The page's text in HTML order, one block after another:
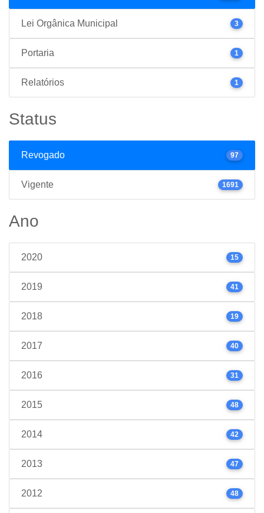
Lei Orgânica Municipal 3
Portaria 1
Relatórios 1
Status
Revogado 97
Vigente 1691
Ano
2020 15
2019 41
2018 19
2017 40
2016 31
2015 48
2014 42
2013 47
2012 48